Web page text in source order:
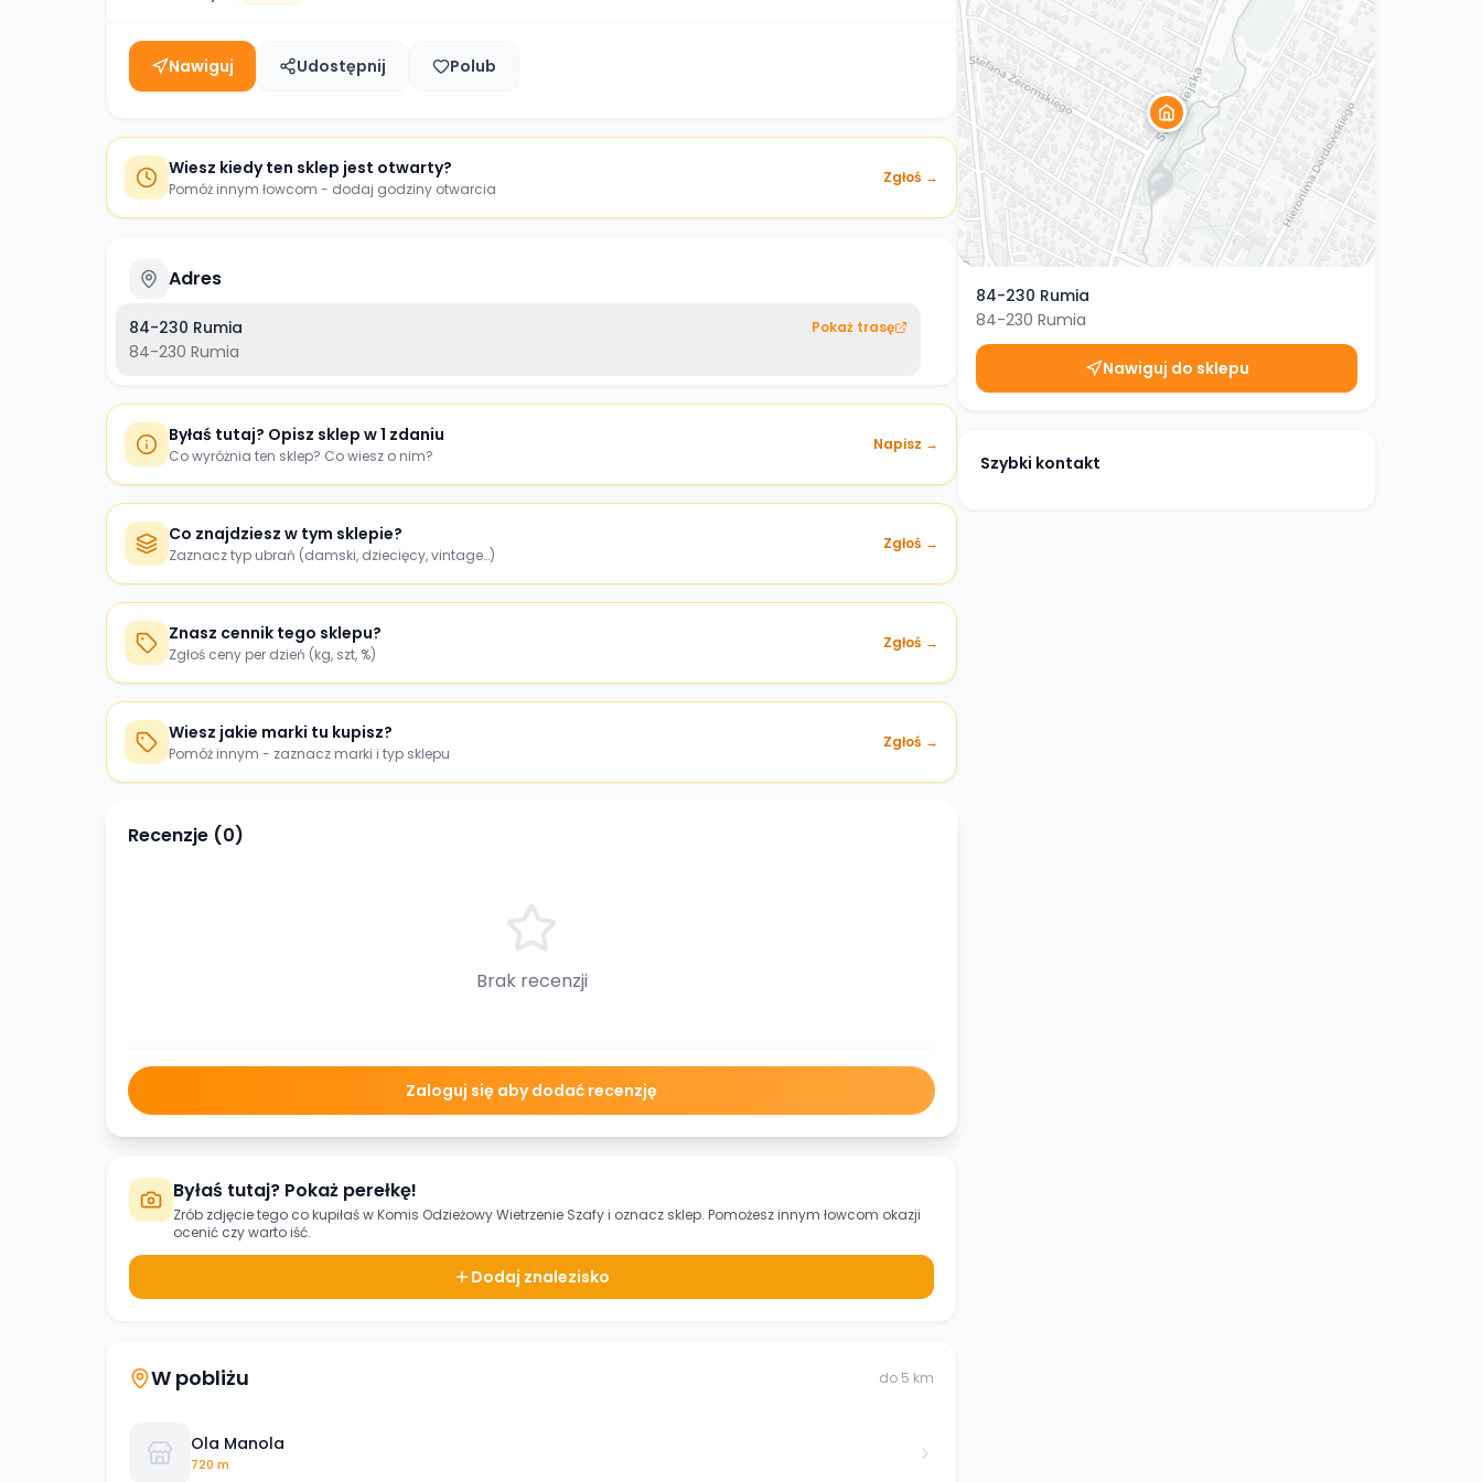
Nawiguj Udostępnij Polub
Wiesz kiedy ten sklep jest otwarty?
Pomóż innym łowcom - dodaj godziny otwarcia
Zgłoś →
Adres
84-230 Rumia
84-230 Rumia
Pokaż trasę
Byłaś tutaj? Opisz sklep w 1 zdaniu
Co wyróżnia ten sklep? Co wiesz o nim?
Napisz →
Co znajdziesz w tym sklepie?
Zaznacz typ ubrań (damski, dziecięcy, vintage…)
Zgłoś →
Znasz cennik tego sklepu?
Zgłoś ceny per dzień (kg, szt, %)
Zgłoś →
Wiesz jakie marki tu kupisz?
Pomóż innym - zaznacz marki i typ sklepu
Zgłoś →
Recenzje (0)
Brak recenzji
Zaloguj się aby dodać recenzję
Byłaś tutaj? Pokaż perełkę!
Zrób zdjęcie tego co kupiłaś wKomis Odzieżowy Wietrzenie Szafyi oznacz sklep. Pomożesz innym łowcom okazji
ocenić czy warto iść.
Dodaj znalezisko
W pobliżu do 5 km
Ola Manola
720 m
84-230 Rumia
84-230 Rumia
Nawiguj do sklepu
Szybki kontakt